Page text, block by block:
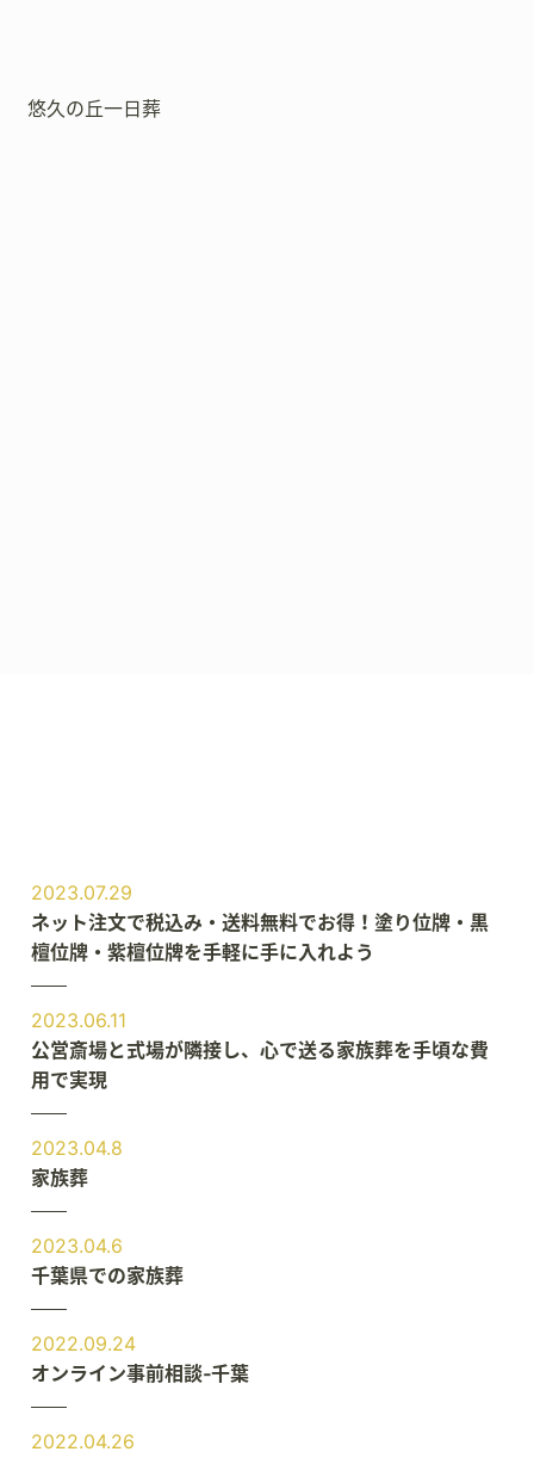
悠久の丘一日葬
2023.07.29
ネット注文で税込み・送料無料でお得！塗り位牌・黒
檀位牌・紫檀位牌を手軽に手に入れよう
2023.06.11
公営斎場と式場が隣接し、心で送る家族葬を手頃な費
用で実現
2023.04.8
家族葬
2023.04.6
千葉県での家族葬
2022.09.24
オンライン事前相談‐千葉
2022.04.26